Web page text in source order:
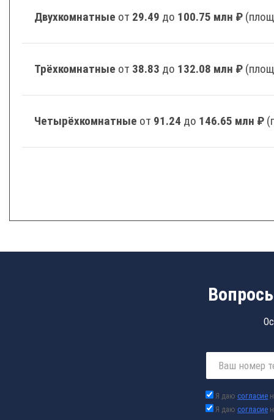
Двухкомнатные от 29.49 до 100.75 млн ₽
Трёхкомнатные от 38.83 до 132.08 млн ₽
Четырёхкомнатные от 91.24 до 146.65 млн ₽
Я даю согласие
Я даю согласие